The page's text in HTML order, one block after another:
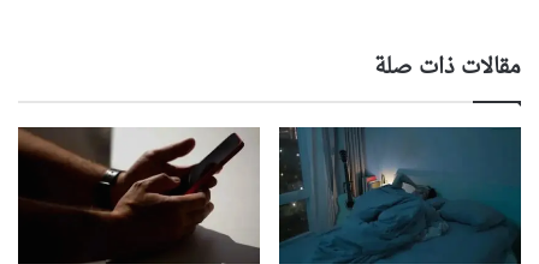
مقالات ذات صلة